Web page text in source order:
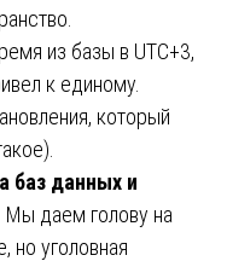
из базы в UTC+3,
к единому.
который
баз данных и
Мы даем голову на
но уголовная